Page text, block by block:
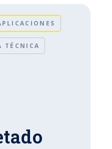
TÉCNICA